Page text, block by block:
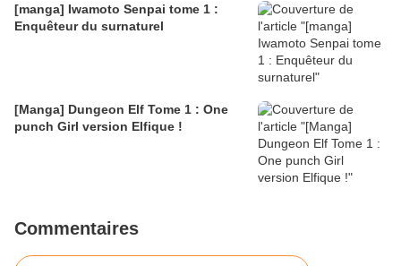
[manga] Iwamoto Senpai tome 1 :
Enquêteur du surnaturel
[Manga] Dungeon Elf Tome 1 : One
punch Girl version Elfique !
Commentaires